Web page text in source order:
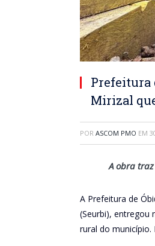
Prefeitura
Mirizal
POR ASCOM PMO EM
A obra
A Prefeitura de
(Seurbi), entregou
rural do